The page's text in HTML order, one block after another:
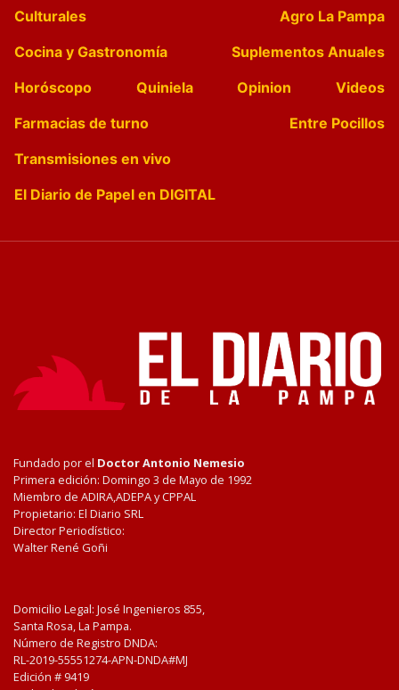
Culturales
Agro La Pampa
Cocina y Gastronomía
Suplementos Anuales
Horóscopo
Quiniela Opinion
Videos
Farmacias de turno
Entre Pocillos
Transmisiones en vivo
El Diario de Papel en DIGITAL
Fundado por el Doctor Antonio Nemesio
Primera edición: Domingo 3 de Mayo de 1992
Miembro de ADIRA,ADEPA y CPPAL
Propietario: El Diario SRL
Director Periodístico:
Walter René Goñi
Domicilio Legal: José Ingenieros 855,
Santa Rosa, La Pampa.
Número de Registro DNDA:
RL-2019-55551274-APN-DNDA#MJ
Edición # 9419